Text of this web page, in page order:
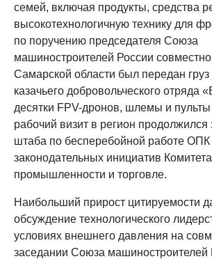
семей, включая продукты, средства
высокотехнологичную технику для
по поручению председателя Союза
машиностроителей России
Самарской области был передан груз
казачьего добровольческого отряда
десятки FPV-дронов, шлемы и
рабочий визит в регион продолжился
штаба по бесперебойной работе
законодательных инициатив
промышленности и торговле.
Наибольший прирост цитируемости
обсуждение технологического
условиях внешнего давления на
заседании Союза машиностроителей